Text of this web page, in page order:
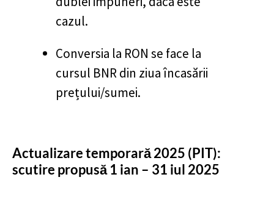
cazul.
Conversia la RON se face la
cursul BNR din ziua încasării
prețului/sumei.
Actualizare temporară 2025 (PIT):
scutire propusă 1 ian – 31 iul 2025